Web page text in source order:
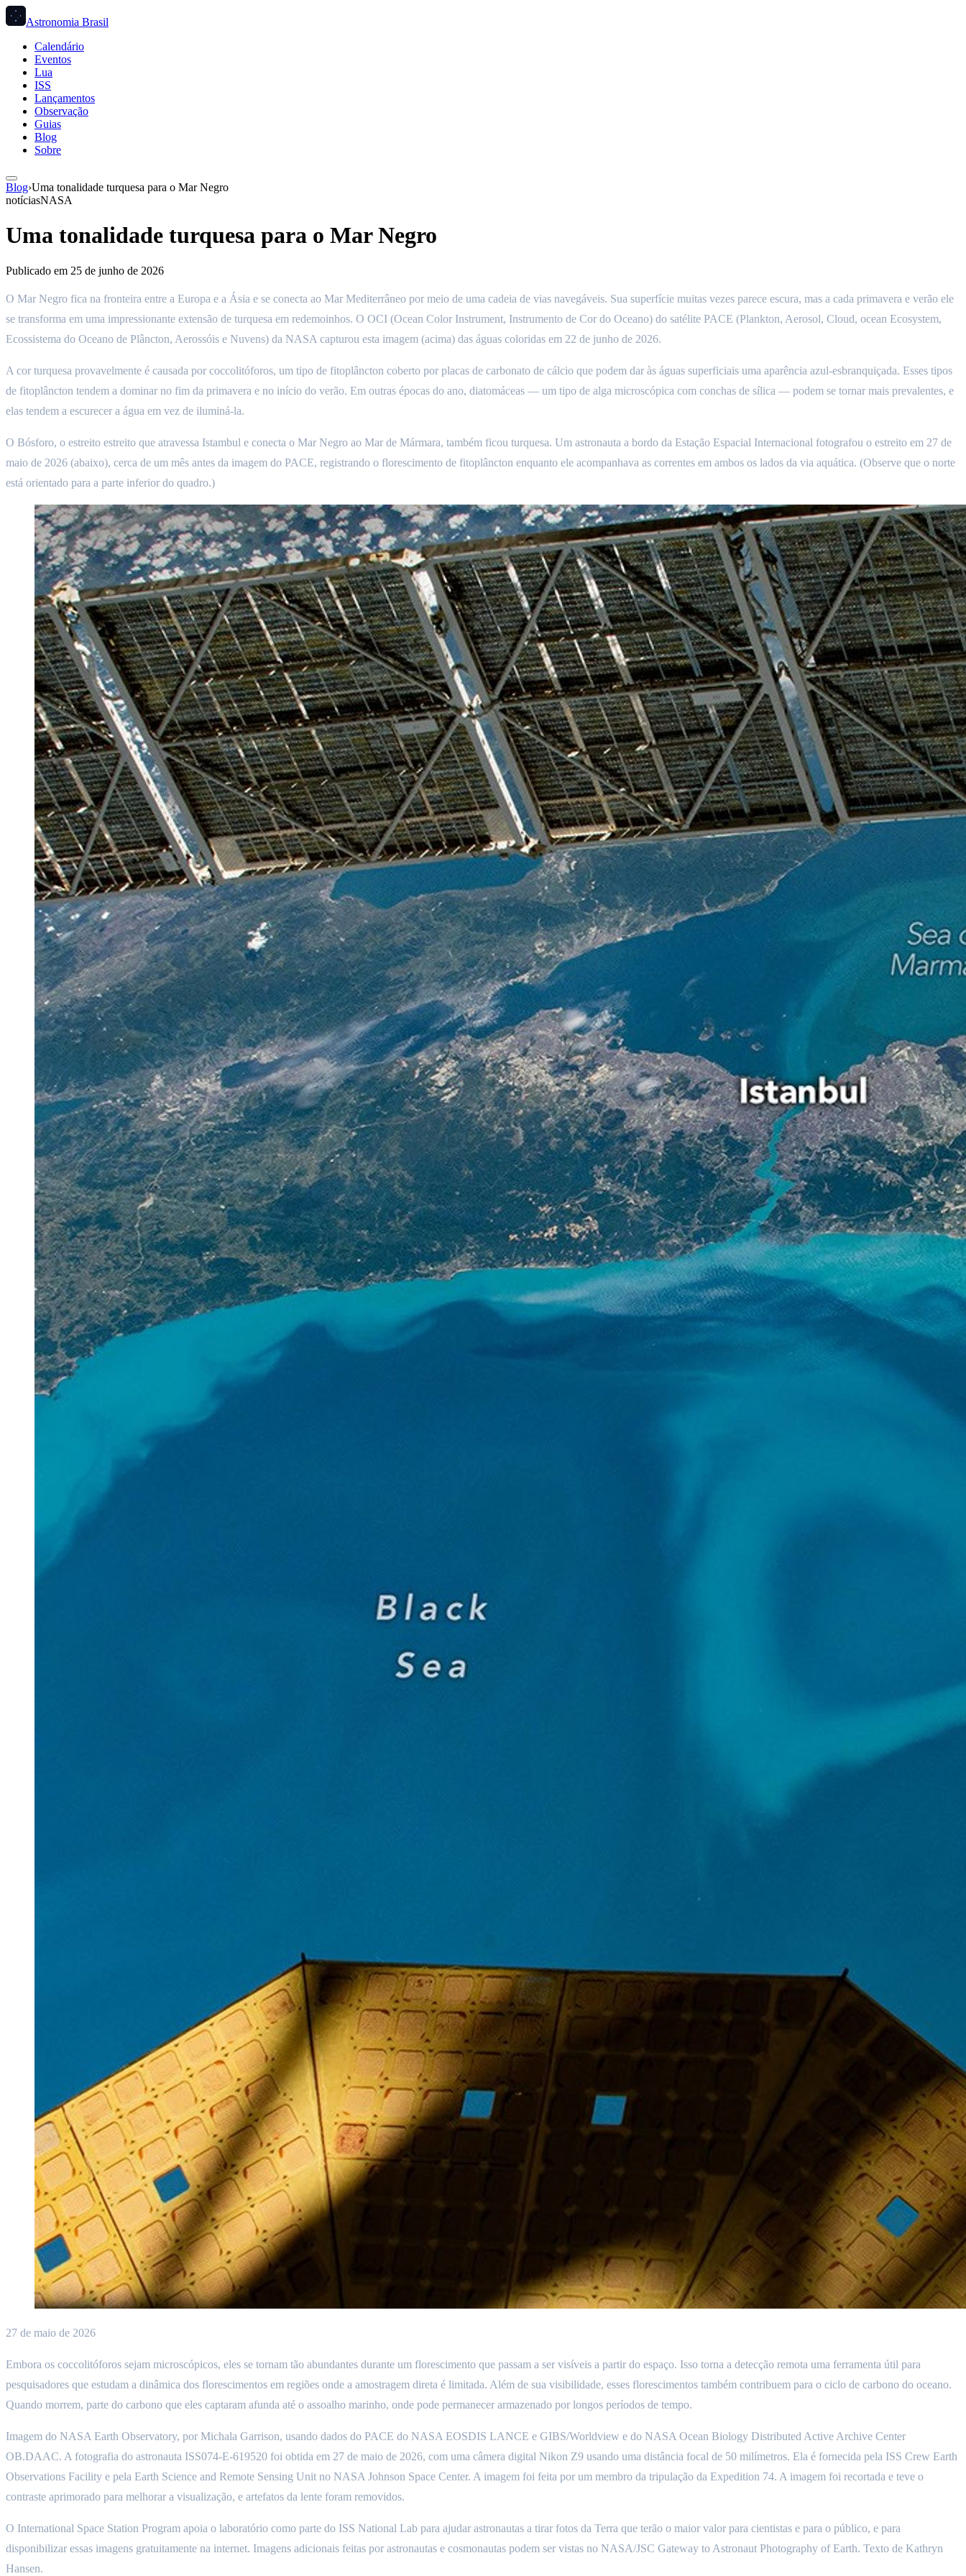
Astronomia Brasil
Calendário
Eventos
Lua
ISS
Lançamentos
Observação
Guias
Blog
Sobre
Blog›Uma tonalidade turquesa para o Mar Negro
notíciasNASA
Uma tonalidade turquesa para o Mar Negro
Publicado em 25 de junho de 2026
O Mar Negro fica na fronteira entre a Europa e a Ásia e se conecta ao Mar Mediterrâneo por meio de uma cadeia de vias navegáveis. Sua superfície muitas vezes parece escura, mas a cada primavera e verão ele
se transforma em uma impressionante extensão de turquesa em redemoinhos. O OCI (Ocean Color Instrument, Instrumento de Cor do Oceano) do satélite PACE (Plankton, Aerosol, Cloud, ocean Ecosystem,
Ecossistema do Oceano de Plâncton, Aerossóis e Nuvens) da NASA capturou esta imagem (acima) das águas coloridas em 22 de junho de 2026.
A cor turquesa provavelmente é causada por coccolitóforos, um tipo de fitoplâncton coberto por placas de carbonato de cálcio que podem dar às águas superficiais uma aparência azul-esbranquiçada. Esses tipos
de fitoplâncton tendem a dominar no fim da primavera e no início do verão. Em outras épocas do ano, diatomáceas — um tipo de alga microscópica com conchas de sílica — podem se tornar mais prevalentes, e
elas tendem a escurecer a água em vez de iluminá-la.
O Bósforo, o estreito estreito que atravessa Istambul e conecta o Mar Negro ao Mar de Mármara, também ficou turquesa. Um astronauta a bordo da Estação Espacial Internacional fotografou o estreito em 27 de
maio de 2026 (abaixo), cerca de um mês antes da imagem do PACE, registrando o florescimento de fitoplâncton enquanto ele acompanhava as correntes em ambos os lados da via aquática. (Observe que o norte
está orientado para a parte inferior do quadro.)
27 de maio de 2026
Embora os coccolitóforos sejam microscópicos, eles se tornam tão abundantes durante um florescimento que passam a ser visíveis a partir do espaço. Isso torna a detecção remota uma ferramenta útil para
pesquisadores que estudam a dinâmica dos florescimentos em regiões onde a amostragem direta é limitada. Além de sua visibilidade, esses florescimentos também contribuem para o ciclo de carbono do oceano.
Quando morrem, parte do carbono que eles captaram afunda até o assoalho marinho, onde pode permanecer armazenado por longos períodos de tempo.
Imagem do NASA Earth Observatory, por Michala Garrison, usando dados do PACE do NASA EOSDIS LANCE e GIBS/Worldview e do NASA Ocean Biology Distributed Active Archive Center
OB.DAAC. A fotografia do astronauta ISS074-E-619520 foi obtida em 27 de maio de 2026, com uma câmera digital Nikon Z9 usando uma distância focal de 50 milímetros. Ela é fornecida pela ISS Crew Earth
Observations Facility e pela Earth Science and Remote Sensing Unit no NASA Johnson Space Center. A imagem foi feita por um membro da tripulação da Expedition 74. A imagem foi recortada e teve o
contraste aprimorado para melhorar a visualização, e artefatos da lente foram removidos.
O International Space Station Program apoia o laboratório como parte do ISS National Lab para ajudar astronautas a tirar fotos da Terra que terão o maior valor para cientistas e para o público, e para
disponibilizar essas imagens gratuitamente na internet. Imagens adicionais feitas por astronautas e cosmonautas podem ser vistas no NASA/JSC Gateway to Astronaut Photography of Earth. Texto de Kathryn
Hansen.